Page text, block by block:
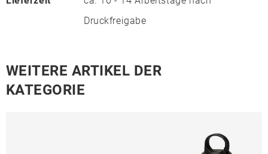
Druckfreigabe
WEITERE ARTIKEL DER
KATEGORIE